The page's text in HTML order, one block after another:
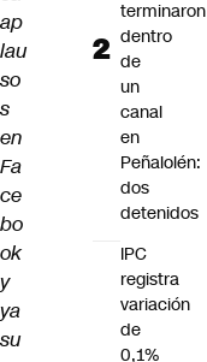
ap
lau
so
s
en
Fa
ce
bo
ok
y
ya
su
terminaron
dentro
de
un
canal
en
Peñalolén:
dos
detenidos
IPC
registra
variación
de
0,1%